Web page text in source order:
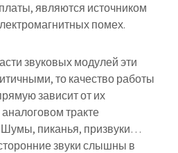
являются источником
помех.
звуковых модулей эти
то качество работы
зависит от их
тракте
пиканья, призвуки…
звуки слышны в